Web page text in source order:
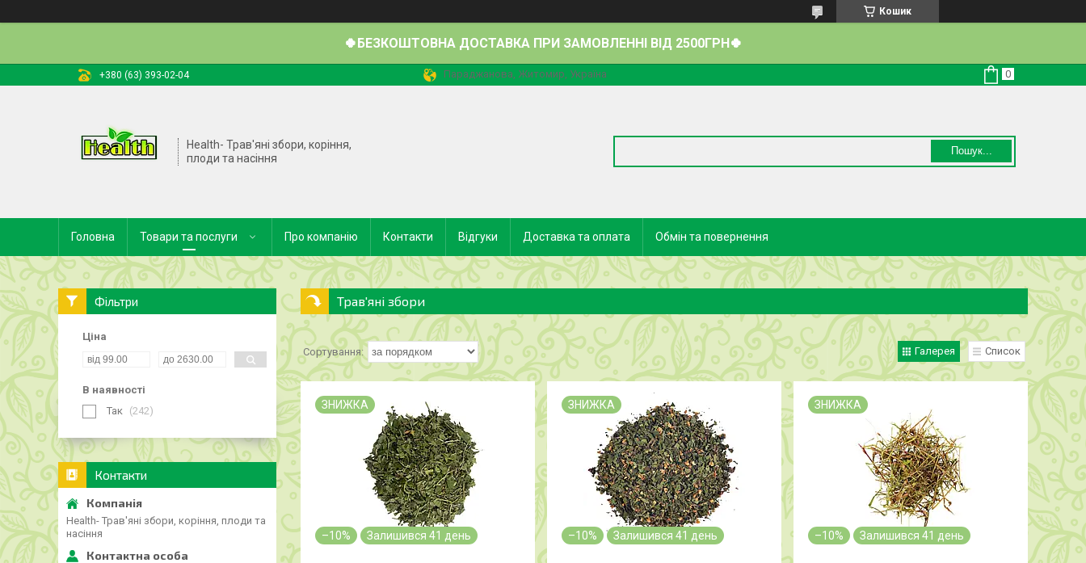
Кошик
🍀БЕЗКОШТОВНА ДОСТАВКА ПРИ ЗАМОВЛЕННІ ВІД 2500ГРН🍀
+380 (63) 393-02-04 Параджанова, Житомир, Україна
Health- Трав'яні збори, коріння,
плоди та насіння
Пошук...
Головна Товари та послуги Про компанію Контакти Відгуки Доставка та оплата Обмін та повернення
Трав'яні збори
Галерея Список
ЗНИЖКА
–10% Залишився 41 день
ЗНИЖКА
–10% Залишився 41 день
ЗНИЖКА
–10% Залишився 41 день
Фільтри
Ціна
В наявності
Так
242
Контакти
Health- Трав'яні збори, коріння, плоди та
насіння